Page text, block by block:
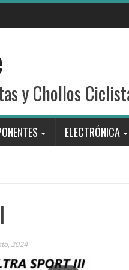
y Chollos
ELECTRÓNICA
2024